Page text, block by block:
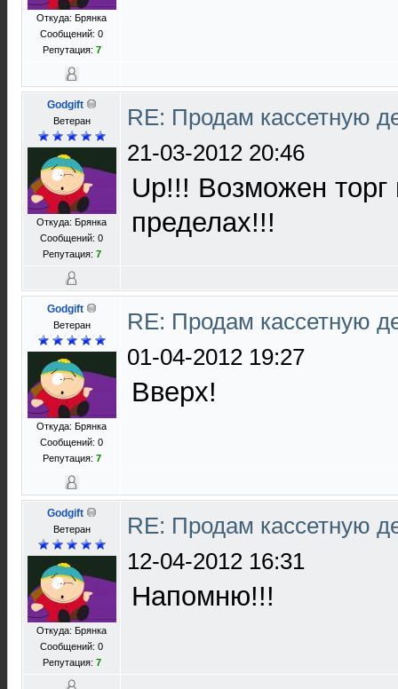
Откуда: Брянка
Сообщений: 0
Репутация: 7
Godgift
Ветеран
Откуда: Брянка
Сообщений: 0
Репутация: 7
RE: Продам кассетную
21-03-2012 20:46
Up!!! Возможен
пределах!!!
Godgift
Ветеран
Откуда: Брянка
Сообщений: 0
Репутация: 7
RE: Продам кассетную
01-04-2012 19:27
Вверх!
Godgift
Ветеран
Откуда: Брянка
Сообщений: 0
Репутация: 7
RE: Продам кассетную
12-04-2012 16:31
Напомню!!!